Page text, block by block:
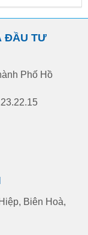
ĐẦU TƯ
Phố Hồ
Biên Hoà,